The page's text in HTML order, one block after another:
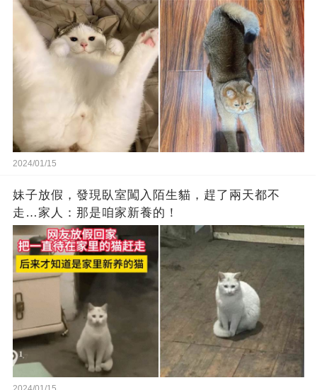
2024/01/15
妹子放假，發現臥室闖入陌生貓，趕了兩天都不
走…家人：那是咱家新養的！